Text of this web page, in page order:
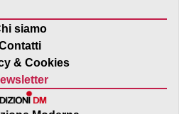
siamo
& Cookies